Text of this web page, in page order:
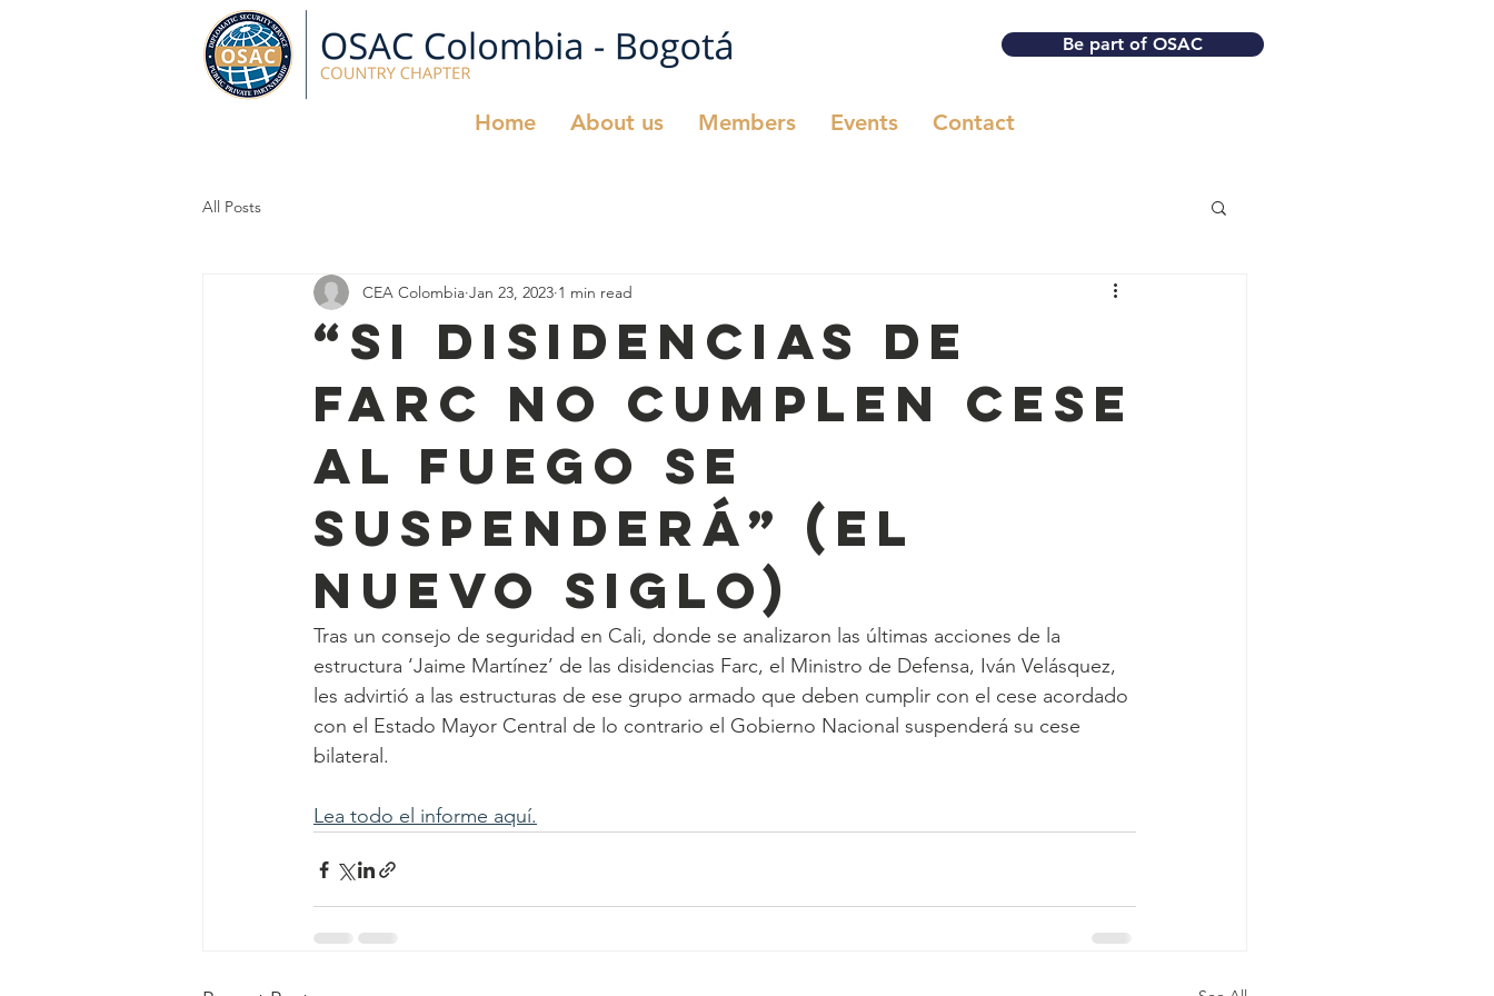
Be part of OSAC
Home About us Members Events Contact
All Posts
“Si disidencias de
Farc no cumplen cese
al fuego se
suspenderá” (EL
NUEVO SIGLO)
CEA Colombia Jan 23, 2023 1 min read
Tras un consejo de seguridad en Cali, donde se analizaron las últimas acciones de la
estructura ‘Jaime Martínez’ de las disidencias Farc, el Ministro de Defensa, Iván Velásquez,
les advirtió a las estructuras de ese grupo armado que deben cumplir con el cese acordado
con el Estado Mayor Central de lo contrario el Gobierno Nacional suspenderá su cese
bilateral.
Lea todo el informe aquí.